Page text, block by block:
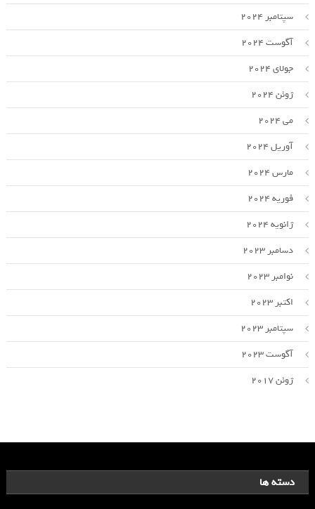
سپتامبر 2024
آگوست 2024
جولای 2024
ژوئن 2024
می 2024
آوریل 2024
مارس 2024
فوریه 2024
ژانویه 2024
دسامبر 2023
نوامبر 2023
اکتبر 2023
سپتامبر 2023
آگوست 2023
ژوئن 2017
دسته ها